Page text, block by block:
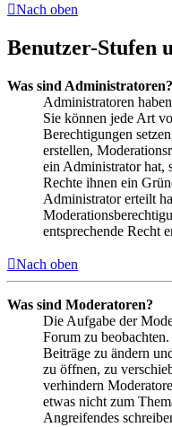
Nach oben
Benutzer-Stufen
Was sind Administratoren?
Administratoren
Sie können jede Art
Berechtigungen
erstellen,
ein Administrator hat,
Rechte ihnen ein
Administrator erteilt
entsprechende Recht
Nach oben
Was sind Moderatoren?
Die Aufgabe der
Forum zu
Beiträge zu ändern
zu öffnen, zu
verhindern
etwas nicht zum
Angreifendes